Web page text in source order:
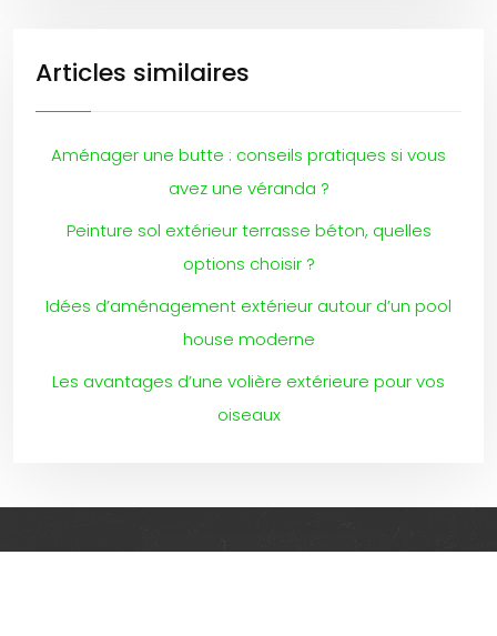
Articles similaires
Aménager une butte : conseils pratiques si vous
avez une véranda ?
Peinture sol extérieur terrasse béton, quelles
options choisir ?
Idées d’aménagement extérieur autour d’un pool
house moderne
Les avantages d’une volière extérieure pour vos
oiseaux